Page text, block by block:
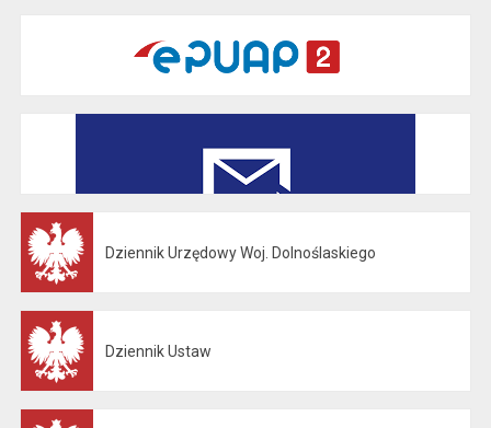
Dziennik Urzędowy Woj. Dolnoślaskiego
Dziennik Ustaw